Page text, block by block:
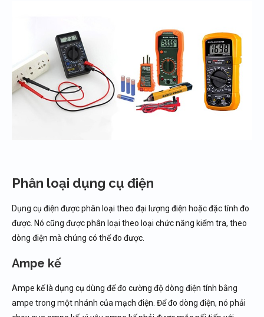
Phân loại dụng cụ điện
Dụng cụ điện được phân loại theo đại lượng điện hoặc đặc tính đo
được. Nó cũng được phân loại theo loại chức năng kiểm tra, theo
dòng điện mà chúng có thể đo được.
Ampe kế
Ampe kế là dụng cụ dùng để đo cường độ dòng điện tính bằng
ampe trong một nhánh của mạch điện. Để đo dòng điện, nó phải